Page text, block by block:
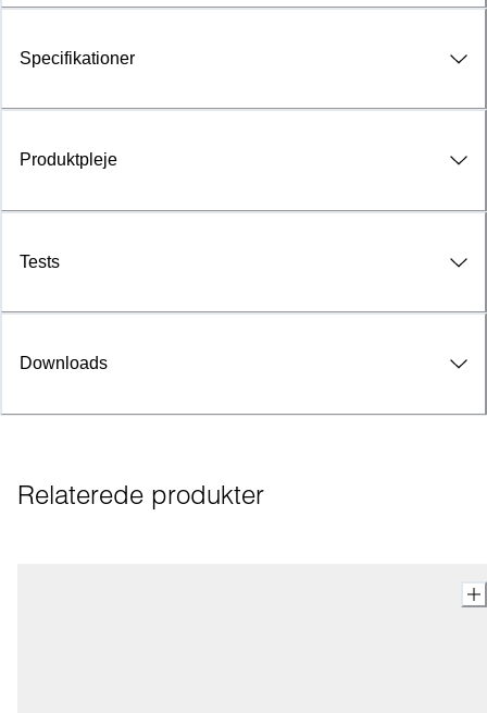
Specifikationer
Produktpleje
Tests
Downloads
Relaterede produkter